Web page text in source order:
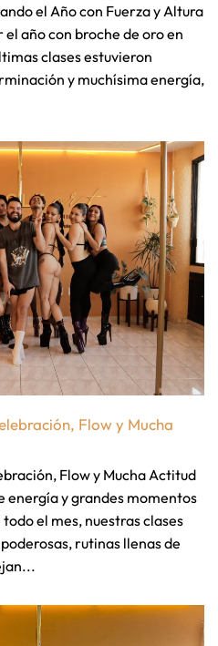
el Año con Fuerza y Altura
año con broche de oro en
clases estuvieron
y muchísima energía,
Flow y Mucha
Flow y Mucha Actitud
energía y grandes momentos
el mes, nuestras clases
rutinas llenas de